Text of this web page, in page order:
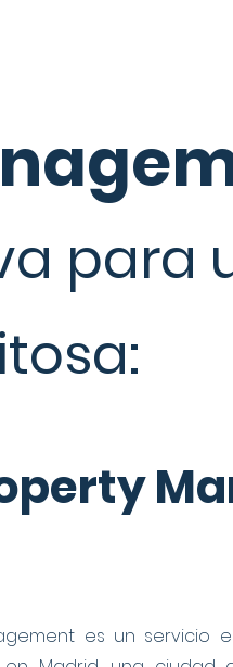
para
es un servicio